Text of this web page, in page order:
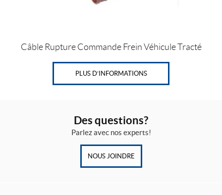
Câble Rupture Commande Frein Véhicule Tracté
PLUS D’INFORMATIONS
Des questions?
Parlez avec nos experts!
NOUS JOINDRE